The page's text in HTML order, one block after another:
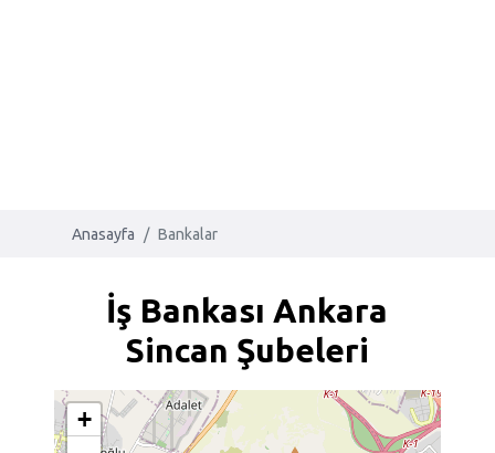
Anasayfa Bankalar
İş Bankası Ankara
Sincan Şubeleri
+